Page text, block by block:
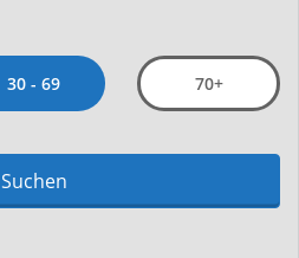
30 - 69 70+
Suchen